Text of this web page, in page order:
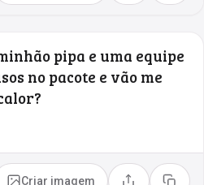
pipa e uma equipe
no pacote e vão me
Criar imagem